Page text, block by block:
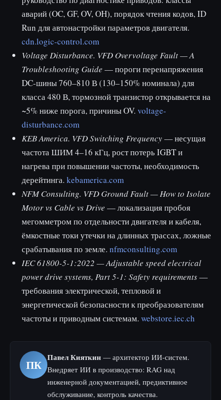
аварий (OC, GF, OV, OH), порядок чтения кодов, ID
Run для автонастройки параметров двигателя.
cdn.logic-control.com
Voltage Disturbance. VFD Overvoltage Fault — A
Troubleshooting Guide — пороги перенапряжения
DC-шины 760–810 В (130–150% номинала) для
класса 480 В, тормозной транзистор открывается на
~5% ниже порога, причины OV. voltage-
disturbance.com
KEB America. VFD Switching Frequency— несущая
частота ШИМ 4–16 кГц, рост потерь IGBT и
нагрева при повышении частоты, необходимость
дерейтинга. kebamerica.com
NFM Consulting. VFD Ground Fault — How to Isolate
Motor vs Cable vs Drive — локализация пробоя
мегомметром по отдельности двигателя и кабеля,
ёмкостные токи утечки на длинных трассах, ложные
срабатывания по земле. nfmconsulting.com
IEC 61800-5-1:2022 — Adjustable speed electrical
power drive systems, Part 5-1: Safety requirements—
требования электрической, тепловой и
энергетической безопасности к преобразователям
частоты и приводным системам. webstore.iec.ch
ПК
Павел Кияткин — архитектор ИИ-систем.
Внедряет ИИ в производство: RAG над
инженерной документацией, предиктивное
обслуживание, контроль качества.